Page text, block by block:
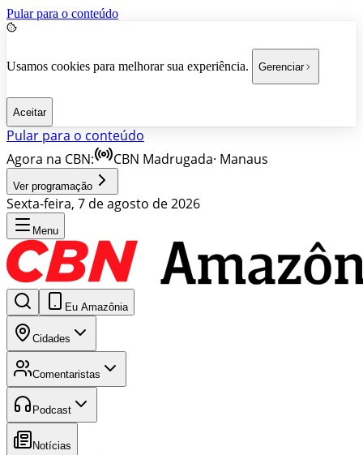
Pular para o conteúdo
Usamos cookies para melhorar sua experiência. Gerenciar
Aceitar
Pular para o conteúdo
Agora na CBN:
CBN Madrugada· Manaus
Ver programação
Sexta-feira, 7 de agosto de 2026
Menu
Eu Amazônia
Cidades
Comentaristas
Podcast
Notícias